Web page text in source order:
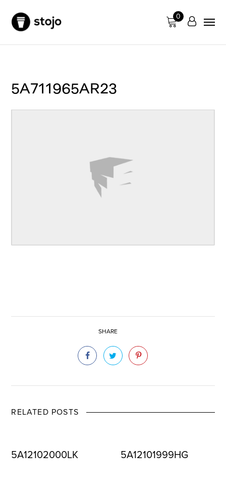
0
5A711965AR23
SHARE
RELATED POSTS
5A12102000LK 5A12101999HG